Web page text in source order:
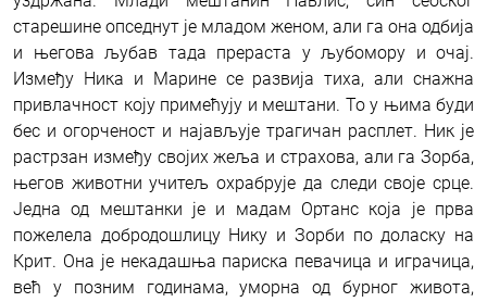
старешине опседнут је младом женом, али га она одбија
и његова љубав тада прераста у љубомору и очај.
Између Ника и Марине се развија тиха, али снажна
привлачност коју примећују и мештани. То у њима буди
бес и огорченост и најављује трагичан расплет. Ник је
растрзан између својих жеља и страхова, али га Зорба,
његов животни учитељ охрабрује да следи своје срце.
Једна од мештанки је и мадам Ортанс која је прва
пожелела добродошлицу Нику и Зорби по доласку на
Крит. Она је некадашња париска певачица и играчица,
већ у позним годинама, уморна од бурног живота,